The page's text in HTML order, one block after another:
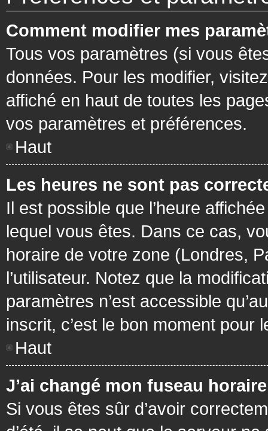
Comment modifier mes
Tous vos paramètres (si vous
données. Pour les modifier,
affiché en haut de toutes les
vos paramètres et préférences.
Haut
Les heures ne sont pas
Il est possible que l’heure
lequel vous êtes. Dans ce cas,
horaire de votre zone (Londres,
l’utilisateur. Notez que la
paramètres n’est accessible
inscrit, c’est le bon moment pour
Haut
J’ai changé mon fuseau
Si vous êtes sûr d’avoir